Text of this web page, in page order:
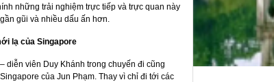
những trải nghiệm trực tiếp và trực quan này
gũi và nhiều dấu ấn hơn.
lạ của Singapore
diễn viên Duy Khánh trong chuyến đi cũng
của Jun Phạm. Thay vì chỉ đi tới các